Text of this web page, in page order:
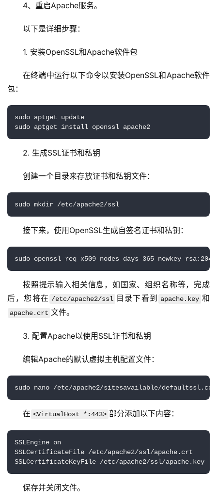
首
页
务
虚
拟
术
教
程
N
服
务
4、重启Apache服务。
以下是详细步骤：
1. 安装OpenSSL和Apache软件包
在终端中运行以下命令以安装OpenSSL和Apache软件
包：
sudo aptget update
2. 生成SSL证书和私钥
创建一个目录来存放证书和私钥文件：
接下来，使用OpenSSL生成自签名证书和私钥：
按照提示输入相关信息，如国家、组织名称等，完成
后，您将在 /etc/apache2/ssl 目录下看到 apache.key 和
apache.crt 文件。
3. 配置Apache以使用SSL证书和私钥
编辑Apache的默认虚拟主机配置文件：
在 <VirtualHost *:443> 部分添加以下内容：
SSLEngine on
SSLCertificateFile /etc/apache2/ssl/apache.crt
保存并关闭文件。